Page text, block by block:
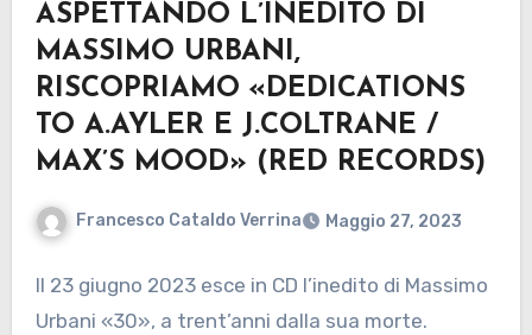
ASPETTANDO L’INEDITO DI
MASSIMO URBANI,
RISCOPRIAMO «DEDICATIONS
TO A.AYLER E J.COLTRANE /
MAX’S MOOD» (RED RECORDS)
Francesco Cataldo Verrina Maggio 27, 2023
Il 23 giugno 2023 esce in CD l’inedito di Massimo
Urbani «30», a trent’anni dalla sua morte.